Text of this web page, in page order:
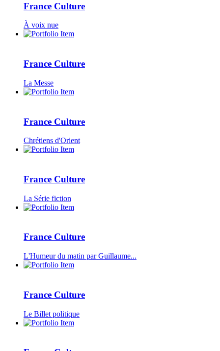
France Culture
À voix nue
France Culture
La Messe
France Culture
Chrétiens d'Orient
France Culture
La Série fiction
France Culture
L'Humeur du matin par Guillaume...
France Culture
Le Billet politique